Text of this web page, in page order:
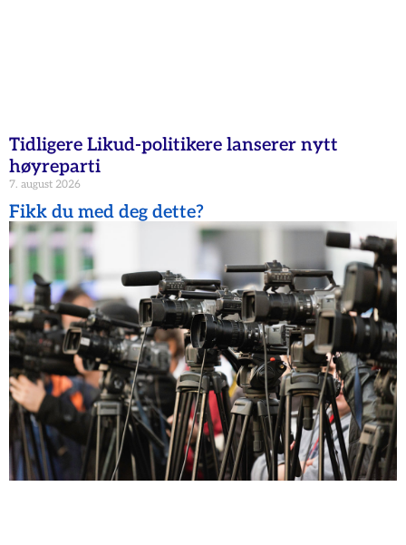
Tidligere Likud-politikere lanserer nytt
høyreparti
7. august 2026
Fikk du med deg dette?